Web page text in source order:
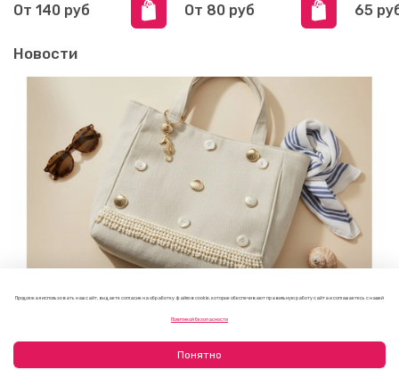
От 140 руб От 80 руб 65
Новости
Продолжая использовать наш сайт, вы даете согласие на обработку файлов cookie, которые обеспечивают правильную работу сайта и соглашаетесь с нашей
Политикой безопасности
Понятно